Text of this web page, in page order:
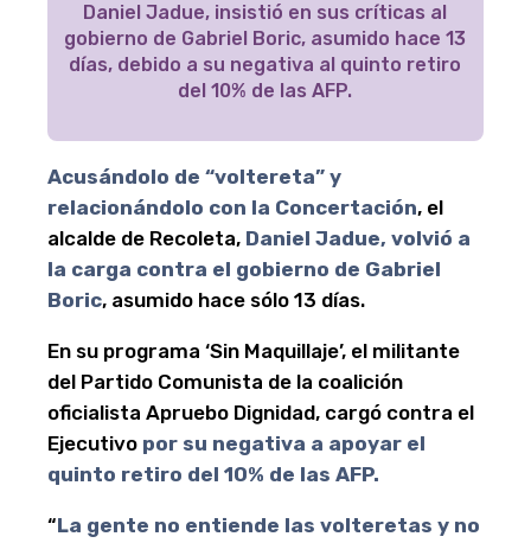
Daniel Jadue, insistió en sus críticas al
gobierno de Gabriel Boric, asumido hace 13
días, debido a su negativa al quinto retiro
del 10% de las AFP.
Acusándolo de “voltereta” y
relacionándolo con la Concertación, el
alcalde de Recoleta, Daniel Jadue, volvió a
la carga contra el gobierno de Gabriel
Boric, asumido hace sólo 13 días.
En su programa ‘Sin Maquillaje’, el militante
del Partido Comunista de la coalición
oficialista Apruebo Dignidad, cargó contra el
Ejecutivo por su negativa a apoyar el
quinto retiro del 10% de las AFP.
“La gente no entiende las volteretas y no